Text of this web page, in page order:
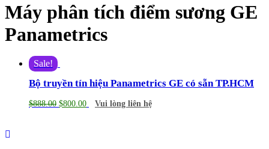
Máy phân tích điểm sương GE
Panametrics
Sale!
Bộ truyền tín hiệu Panametrics GE có sẵn TP.HCM
$888.00 $800.00 Vui lòng liên hệ